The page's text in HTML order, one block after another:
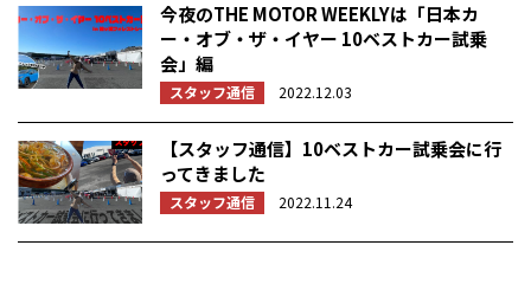
今夜のTHE MOTOR WEEKLYは「日本カ
ー・オブ・ザ・イヤー 10ベストカー試乗
会」編
スタッフ通信 2022.12.03
【スタッフ通信】10ベストカー試乗会に行
ってきました
スタッフ通信 2022.11.24